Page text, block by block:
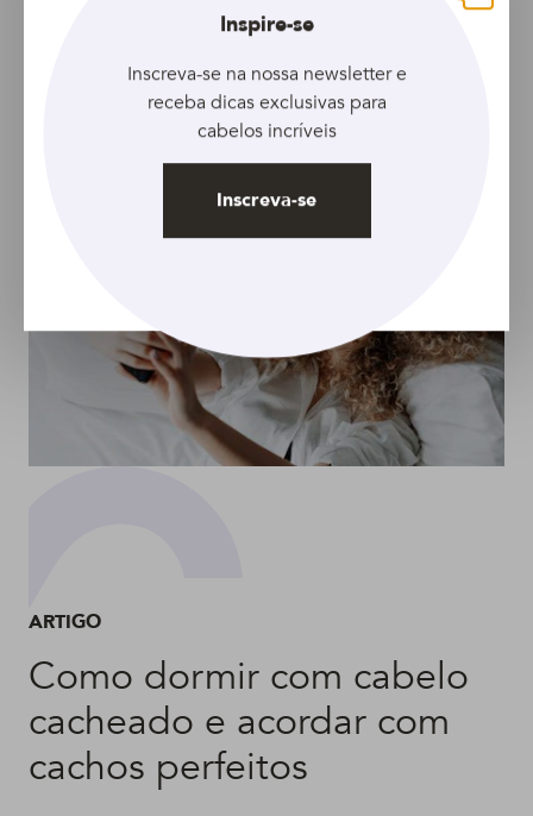
cabelo crespo em casa
e ficar com um visual
Conquiste fios lisos
sem precisar alisar o
cabelo com química
ARTIGO
Como dormir com cabelo
cacheado e acordar com
cachos perfeitos
Fechar
Inspire-se
Inscreva-se na nossa newsletter e
receba dicas exclusivas para
cabelos incríveis
Inscreva-se